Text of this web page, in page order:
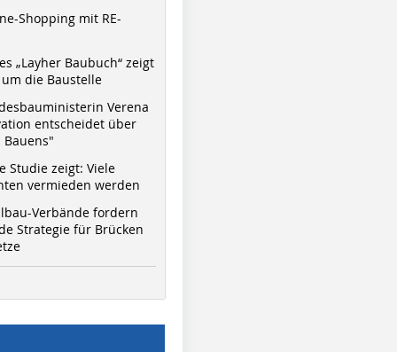
Shopping mit RE-
„Layher Baubuch“ zeigt
die Baustelle
Verena
entscheidet über
Studie zeigt: Viele
vermieden werden
Verbände fordern
Strategie für Brücken